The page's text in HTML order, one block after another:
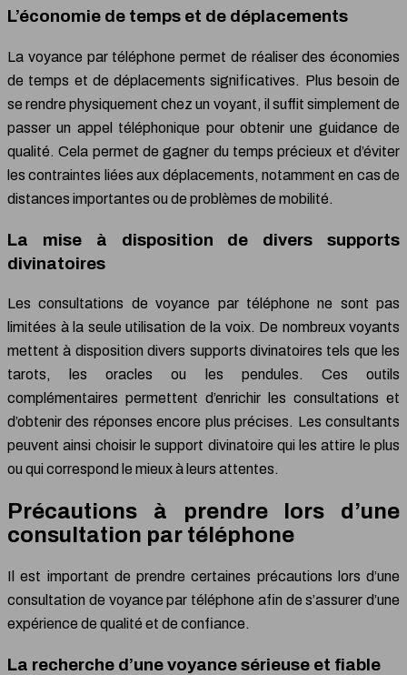
L’économie de temps et de déplacements
La voyance par téléphone permet de réaliser des économies
de temps et de déplacements significatives. Plus besoin de
se rendre physiquement chez un voyant, il suffit simplement de
passer un appel téléphonique pour obtenir une guidance de
qualité. Cela permet de gagner du temps précieux et d’éviter
les contraintes liées aux déplacements, notamment en cas de
distances importantes ou de problèmes de mobilité.
La mise à disposition de divers supports
divinatoires
Les consultations de voyance par téléphone ne sont pas
limitées à la seule utilisation de la voix. De nombreux voyants
mettent à disposition divers supports divinatoires tels que les
tarots, les oracles ou les pendules. Ces outils
complémentaires permettent d’enrichir les consultations et
d’obtenir des réponses encore plus précises. Les consultants
peuvent ainsi choisir le support divinatoire qui les attire le plus
ou qui correspond le mieux à leurs attentes.
Précautions à prendre lors d’une
consultation par téléphone
Il est important de prendre certaines précautions lors d’une
consultation de voyance par téléphone afin de s’assurer d’une
expérience de qualité et de confiance.
La recherche d’une voyance sérieuse et fiable